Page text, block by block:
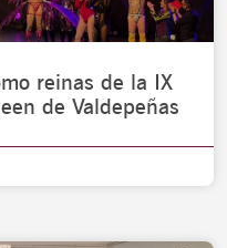
reinas de la IX
de Valdepeñas